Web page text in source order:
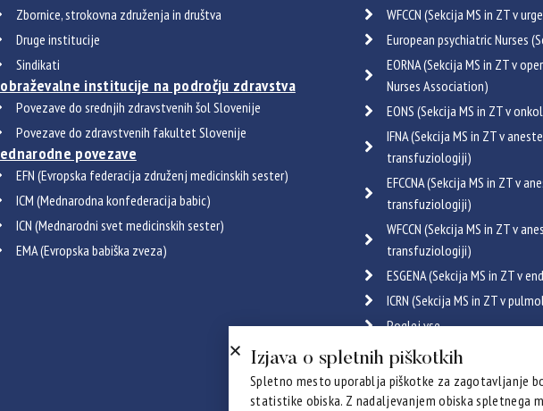
Zbornice, strokovna združenja in društva
Druge institucije
Sindikati
institucije na področju zdravstva
Povezave do srednjih zdravstvenih šol Slovenije
Povezave do zdravstvenih fakultet Slovenije
povezave
EFN (Evropska federacija združenj medicinskih sester)
ICM (Mednarodna konfederacija babic)
ICN (Mednarodni svet medicinskih sester)
EMA (Evropska babiška zveza)
WFCCN (Sekcija MS in ZT v
European psychiatric Nurses
EORNA (Sekcija MS in ZT v
Nurses Association)
EONS (Sekcija MS in ZT v
IFNA (Sekcija MS in ZT v
transfuziologiji)
EFCCNA (Sekcija MS in ZT v
transfuziologiji)
WFCCN (Sekcija MS in ZT v
transfuziologiji)
ESGENA (Sekcija MS in ZT v
ICRN (Sekcija MS in ZT v
Poglej vse
Certifikati
Izjava o spletnih piškotkih
Spletno mesto uporablja piškotke za zagotavljanje
statistike obiska. Z nadaljevanjem obiska spletnega